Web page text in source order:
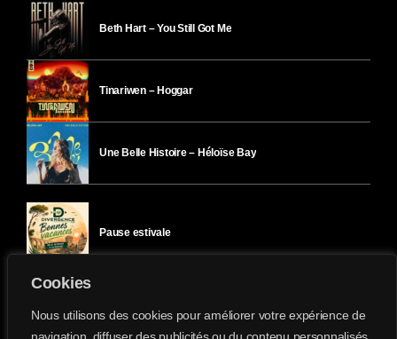
Cookies
Nous utilisons des cookies pour améliorer votre expérience de
Beth Hart – You Still Got Me
Tinariwen – Hoggar
Une Belle Histoire – Héloïse Bay
Pause estivale